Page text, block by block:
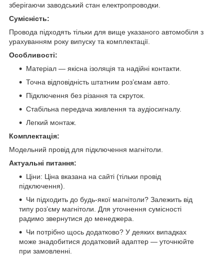
зберігаючи заводський стан електропроводки.
Сумісність:
Провода підходять тільки для вище указаного автомобіля з
урахуванням року випуску та комплектації.
Особливості:
Матеріал — якісна ізоляція та надійні контакти.
Точна відповідність штатним роз’ємам авто.
Підключення без різання та скруток.
Стабільна передача живлення та аудіосигналу.
Легкий монтаж.
Комплектація:
Модельний провід для підключення магнітоли.
Актуальні питання:
Ціни: Ціна вказана на сайті (тільки провід
підключення).
Чи підходить до будь-якої магнітоли? Залежить від
типу роз’єму магнітоли. Для уточнення сумісності
радимо звернутися до менеджера.
Чи потрібно щось додатково? У деяких випадках
може знадобитися додатковий адаптер — уточнюйте
при замовленні.